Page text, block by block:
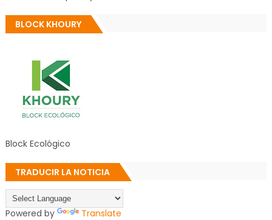
BLOCK KHOURY
Block Ecológico
TRADUCIR LA NOTICIA
Powered by Translate